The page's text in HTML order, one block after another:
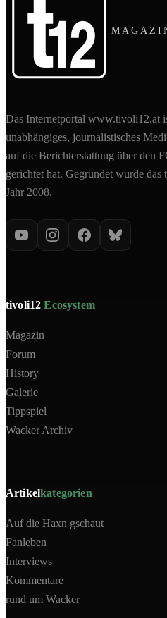
Das Internetportal www.tivoli12.at
unabhängiges, journalistisches
auf die Berichterstattung über den
gerichtet hat. Gegründet wurde
Jahr 2008.
tivoli12Ecosystem
Magazin
Forum
History
Galerie
Tippspiel
Wacker Archiv
Artikelkategorien
Auf die Haxn gschaut
Fanleben
Interviews
Kommentare
rund um Wacker